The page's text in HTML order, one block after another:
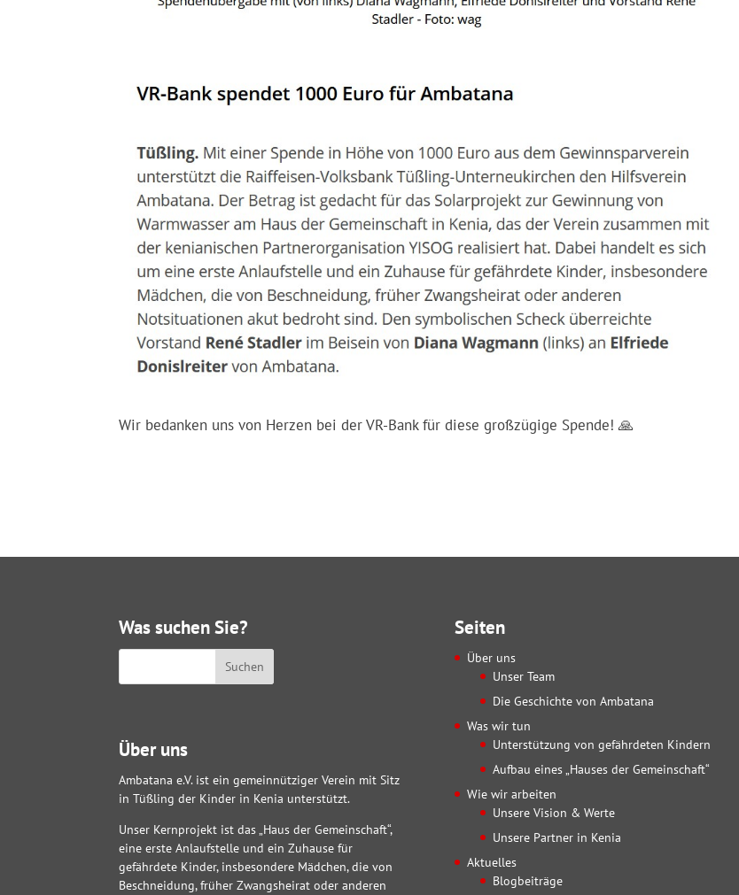
Wir bedanken uns von Herzen bei der VR-Bank für diese großzügige Spende! 🙏
Was suchen Sie?
Über uns
Ambatana e.V. ist ein gemeinnütziger Verein mit Sitz
in Tüßling der Kinder in Kenia unterstützt.
Unser Kernprojekt ist das „Haus der Gemeinschaft“,
eine erste Anlaufstelle und ein Zuhause für
gefährdete Kinder, insbesondere Mädchen, die von
Beschneidung, früher Zwangsheirat oder anderen
Seiten
Über uns
Unser Team
Die Geschichte von Ambatana
Was wir tun
Unterstützung von gefährdeten Kindern
Aufbau eines „Hauses der Gemeinschaft“
Wie wir arbeiten
Unsere Vision & Werte
Unsere Partner in Kenia
Aktuelles
Blogbeiträge